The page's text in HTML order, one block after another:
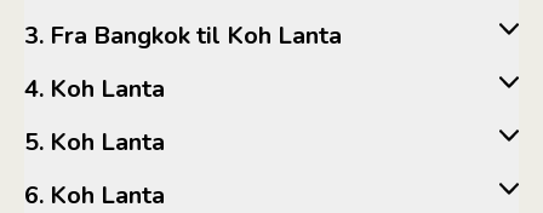
3. Fra Bangkok til Koh Lanta
4. Koh Lanta
5. Koh Lanta
6. Koh Lanta